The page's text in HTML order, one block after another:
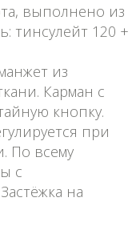
выполнено из
тинсулейт 120 +
из
Карман с
кнопку.
при
По всему
с
на